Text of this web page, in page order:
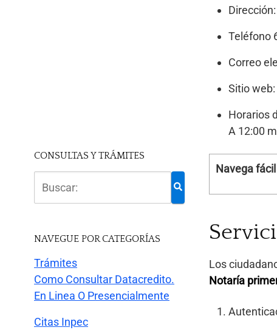
Teléfono
Correo
Sitio web:
Horarios
A 12:00
Navega
Los
Notaría
CONSULTAS Y TRÁMITES
NAVEGUE POR CATEGORÍAS
Trámites
Como Consultar Datacredito.
En Linea O Presencialmente
Citas Inpec